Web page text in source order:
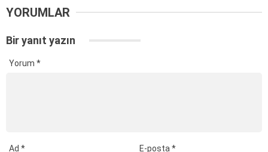
YORUMLAR
Bir yanıt yazın
Yorum *
Ad * E-posta*